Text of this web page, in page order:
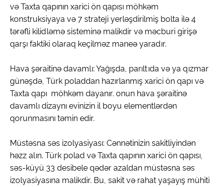
və Taxta qapının xarici ön qapısı möhkəm
konstruksiyaya və 7 strateji yerləşdirilmiş bolta ilə 4
tərəfli kilidləmə sisteminə malikdir və məcburi girişə
qarşı faktiki olaraq keçilməz maneə yaradır.
Hava şəraitinə davamlı: Yağışda, parıltıda və ya qızmar
günəşdə, Türk poladdan hazırlanmış xarici ön qapı və
Taxta qapı möhkəm dayanır. onun hava şəraitinə
davamlı dizaynı evinizin il boyu elementlərdən
qorunmasını təmin edir.
Müstəsna səs izolyasiyası: Cənnətinizin sakitliyindən
həzz alın. Türk polad və Taxta qapının xarici ön qapısı,
səs-küyü 33 desibele qədər azaldan müstəsna səs
izolyasiyasına malikdir. Bu, sakit və rahat yaşayış mühiti